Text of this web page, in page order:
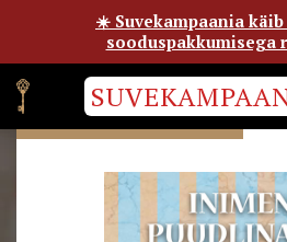
KERTTU SOANS
☀️ Suvekampaania
sooduspakkumisega